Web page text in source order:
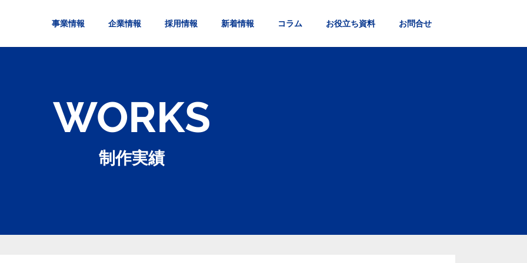
事業情報 企業情報 採用情報 新着情報 コラム お役立ち資料 お問合せ
WORKS
制作実績